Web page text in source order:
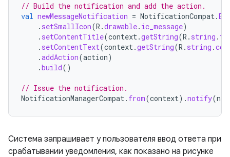
// Build the notification and add the action.
val newMessageNotification = NotificationCompat .
. setSmallIcon(R .drawable. ic_message)
. setContentTitle(context .getString(R . string .
. setContentText(context .getString(R . string .
.addAction(action)
.build()
// Issue the notification.
NotificationManagerCompat . from(context).notify(
Система запрашивает у пользователя ввод ответа при
срабатывании уведомления, как показано на рисунке